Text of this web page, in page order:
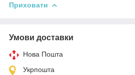
Приховати
Умови доставки
Нова Пошта
Укрпошта